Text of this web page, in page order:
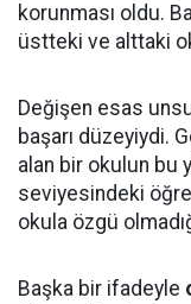
korunması oldu.
üstteki ve alttaki
Değişen esas
başarı düzeyiydi.
alan bir okulun bu
seviyesindeki
okula özgü
Başka bir ifadeyle